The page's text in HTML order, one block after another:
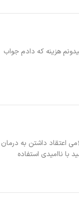
هزینه که دادم جواب
اعتقاد داشتن به درمان
ناامیدی استفاده